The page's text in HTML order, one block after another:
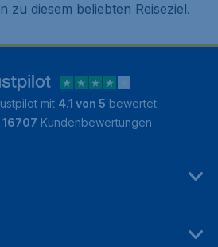
zu diesem beliebten Reiseziel.
mit 4.1 von 5 bewertet
16707 Kundenbewertungen